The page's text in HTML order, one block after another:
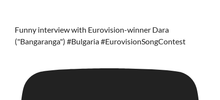
Funny interview with Eurovision-winner Dara
("Bangaranga") #Bulgaria #EurovisionSongContest